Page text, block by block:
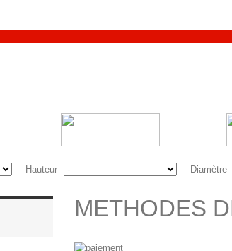
Hauteur Diamètre
METHODES